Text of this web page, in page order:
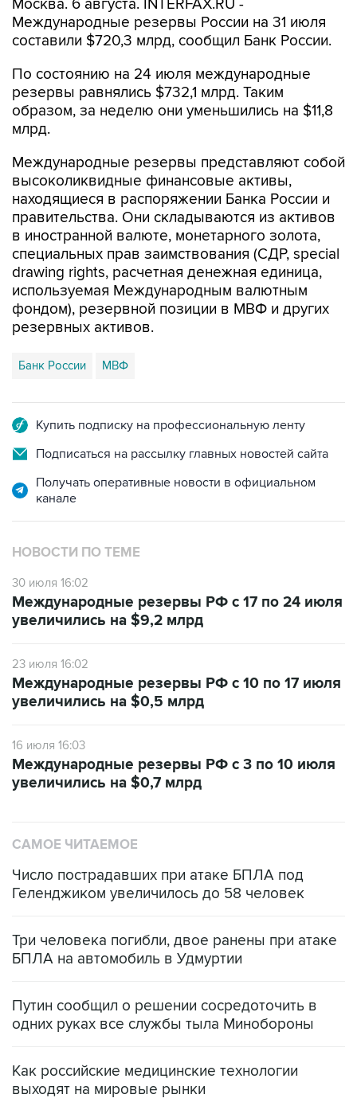
Москва. 6 августа. INTERFAX.RU -
Международные резервы России на 31 июля
составили $720,3 млрд, сообщил Банк России.
По состоянию на 24 июля международные
резервы равнялись $732,1 млрд. Таким
образом, за неделю они уменьшились на $11,8
млрд.
Международные резервы представляют собой
высоколиквидные финансовые активы,
находящиеся в распоряжении Банка России и
правительства. Они складываются из активов
в иностранной валюте, монетарного золота,
специальных прав заимствования (СДР, special
drawing rights, расчетная денежная единица,
используемая Международным валютным
фондом), резервной позиции в МВФ и других
резервных активов.
Банк России МВФ
Купить подписку на профессиональную ленту
Подписаться на рассылку главных новостей сайта
Получать оперативные новости в официальном
канале
НОВОСТИ ПО ТЕМЕ
30 июля 16:02
Международные резервы РФ с 17 по 24 июля
увеличились на $9,2 млрд
23 июля 16:02
Международные резервы РФ с 10 по 17 июля
увеличились на $0,5 млрд
16 июля 16:03
Международные резервы РФ с 3 по 10 июля
увеличились на $0,7 млрд
САМОЕ ЧИТАЕМОЕ
Число пострадавших при атаке БПЛА под
Геленджиком увеличилось до 58 человек
Три человека погибли, двое ранены при атаке
БПЛА на автомобиль в Удмуртии
Путин сообщил о решении сосредоточить в
одних руках все службы тыла Минобороны
Как российские медицинские технологии
выходят на мировые рынки